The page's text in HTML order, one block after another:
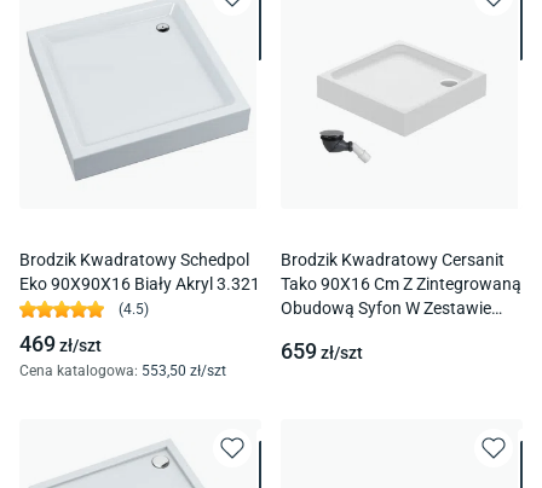
Brodzik Kwadratowy Schedpol
Eko 90X90X16 Biały Akryl 3.321
(4.5)
469zł/szt
Cena katalogowa: 553,50 zł/szt
Brodzik Kwadratowy Cersanit
Tako 90X16 Cm Z Zintegrowaną
Obudową Syfon W Zestawie
659zł/szt